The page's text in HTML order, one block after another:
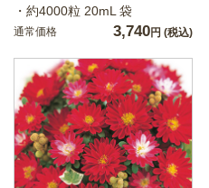
・約4000粒 20mL 袋
通常価格 3,740円 (税込)